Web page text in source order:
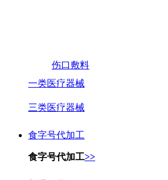
伤口敷料
一类医疗器械
三类医疗器械
食字号代加工
食字号代加工>>